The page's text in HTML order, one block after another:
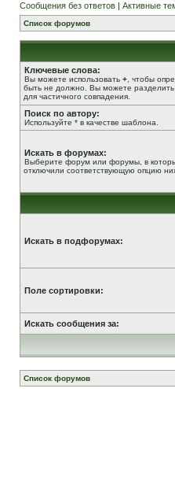
Сообщения без ответов | Активные
Список форумов
Ключевые слова:
Вы можете использовать + , чтобы
быть не должно. Вы можете
для частичного совпадения.
Поиск по автору:
Используйте * в качестве шаблона.
Искать в форумах:
Выберите форум или форумы, в
отключили соответствующую опцию
Искать в подфорумах:
Поле сортировки:
Искать сообщения за:
Список форумов